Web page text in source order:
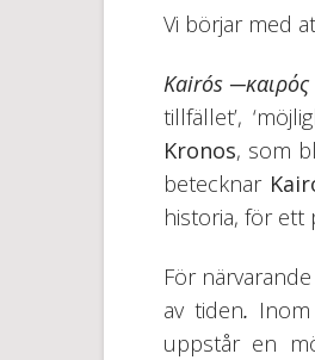
Vi börjar med
Kairós ─καιρός
tillfället’,
Kronos, som
betecknar
historia, för ett
För
av tiden.
uppstår en